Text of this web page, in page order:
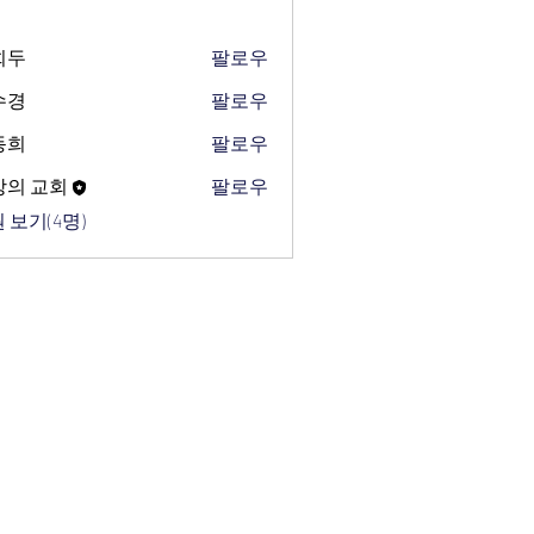
두
팔로우
경
팔로우
희
팔로우
의 교회
팔로우
보기(4명)